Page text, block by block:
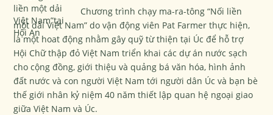
Chương trình chạy ma-ra-tông “Nối liền
một dải Việt Nam” do vận động viên Pat Farmer thực hiện,
là một hoat động nhằm gây quỹ từ thiện tại Úc để hỗ trợ
Hội Chữ thập đỏ Việt Nam triển khai các dự án nước sạch
cho cộng đồng, giới thiệu và quảng bá văn hóa, hình ảnh
đất nước và con người Việt Nam tới người dân Úc và bạn bè
thế giới nhân kỷ niệm 40 năm thiết lập quan hệ ngoại giao
giữa Việt Nam và Úc.